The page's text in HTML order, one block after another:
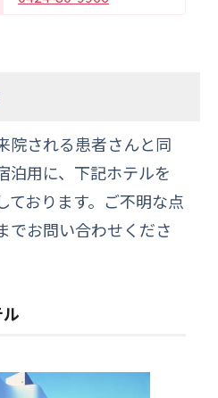
院される患者さんと同
泊用に、下記ホテルを
ております。ご不明な点
でお問い合わせくださ